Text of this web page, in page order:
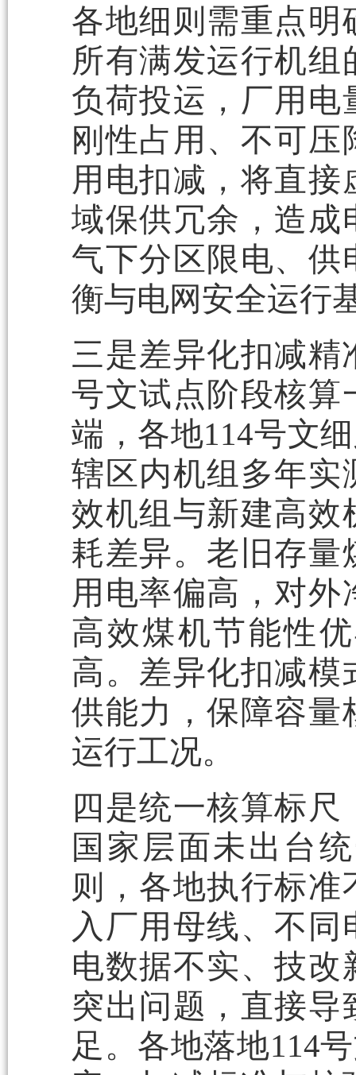
各地细则需重点明
所有满发运行机
负荷投运，厂用电
刚性占用、不可
用电扣减，将直
域保供冗余，造成
气下分区限电、供
衡与电网安全运行
三是差异化扣减精
号文试点阶段核算
端，各地114号文
辖区内机组多年实
效机组与新建高效
耗差异。老旧存量
用电率偏高，对
高效煤机节能性
高。差异化扣减模
供能力，保障容量
运行工况。
四是统一核算标
国家层面未出台
则，各地执行标
入厂用母线、不
电数据不实、技
突出问题，直接
足。各地落地114